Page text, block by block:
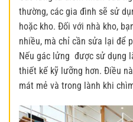
thường, các gia đình sẽ sử
hoặc kho. Đối với nhà kho,
nhiều, mà chỉ cần sửa lại để
Nếu gác lửng được sử dụng
thiết kế kỹ lưỡng hơn. Điều
mát mẻ và trong lành khi